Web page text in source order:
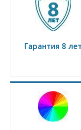
Гарантия 8 лет